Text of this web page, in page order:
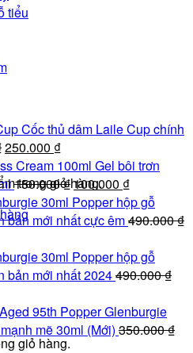
trong giỏ hàng.
giỏ hàng.
tiểu
Cốc thủ dâm Laile Cup chính
Giá
gốc
là:
290.000 ₫.
250.000 ₫Giá
hiện
tại
là:
250.000 ₫.
Gel bôi trơn
150.000₫Giá
gốc
là:
100.000 ₫Giá
hiện
tại
100.000 ₫.
Popper hộp gỗ
bản mới nhất cực êm490.000₫
Popper hộp gỗ
bản mới nhất 2024490.000₫
Popper Glenburgie
mẽ 30ml (Mới) 350.000₫